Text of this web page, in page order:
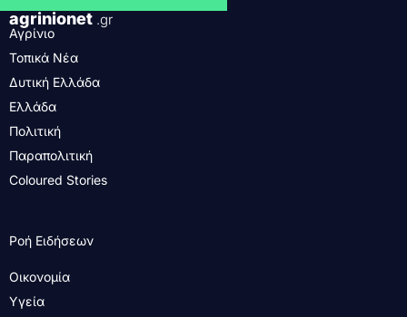
agrinionet .gr
Αγρίνιο
Τοπικά Νέα
Δυτική Ελλάδα
Ελλάδα
Πολιτική
Παραπολιτική
Coloured Stories
Ροή Ειδήσεων
Οικονομία
Υγεία